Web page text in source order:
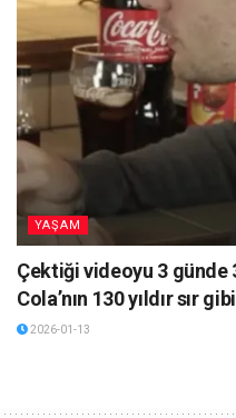
YAŞAM
Çektiği videoyu 3
Cola’nın 130 yıldır sır
2026-01-13